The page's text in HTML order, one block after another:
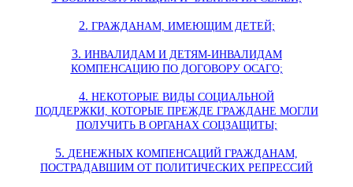
2. ГРАЖДАНАМ, ИМЕЮЩИМ ДЕТЕЙ;
3. ИНВАЛИДАМ И ДЕТЯМ-ИНВАЛИДАМ
КОМПЕНСАЦИЮ ПО ДОГОВОРУ ОСАГО;
4. НЕКОТОРЫЕ ВИДЫ СОЦИАЛЬНОЙ
ПОДДЕРЖКИ, КОТОРЫЕ ПРЕЖДЕ ГРАЖДАНЕ МОГЛИ
ПОЛУЧИТЬ В ОРГАНАХ СОЦЗАЩИТЫ;
5. ДЕНЕЖНЫХ КОМПЕНСАЦИЙ ГРАЖДАНАМ,
ПОСТРАДАВШИМ ОТ ПОЛИТИЧЕСКИХ РЕПРЕССИЙ